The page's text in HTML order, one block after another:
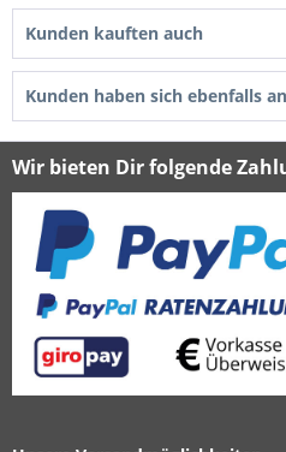
Kunden kauften auch
Kunden haben sich ebenfalls
Wir bieten Dir folgende